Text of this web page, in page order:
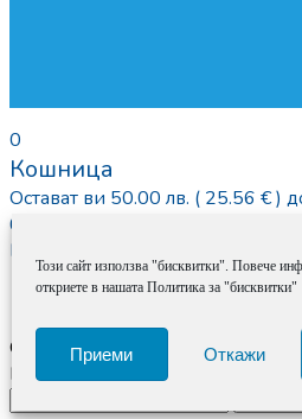
Този сайт използва "бисквитки". Повече
откриете в нашата Политика за "бисквитки"
Приеми Откажи
0
Кошница
Остават ви 50.00 лв. ( 25.56 € )
безплатна доставка.
Празна количка
ДОБАВИ ПРОДУКТИ
Calculate Shipping
Въведи промо код